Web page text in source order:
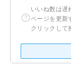
いいね数は遅
ページを更新
クリックして